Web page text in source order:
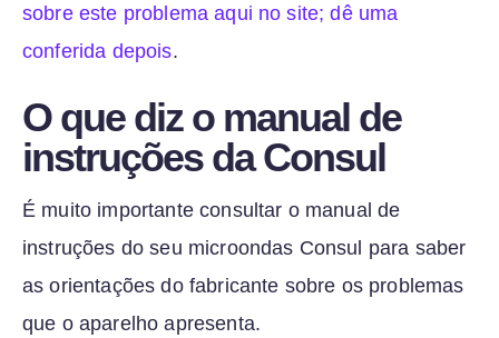
sobre este problema aqui no site; dê uma
conferida depois.
O que diz o manual de
instruções da Consul
É muito importante consultar o manual de
instruções do seu microondas Consul para saber
as orientações do fabricante sobre os problemas
que o aparelho apresenta.